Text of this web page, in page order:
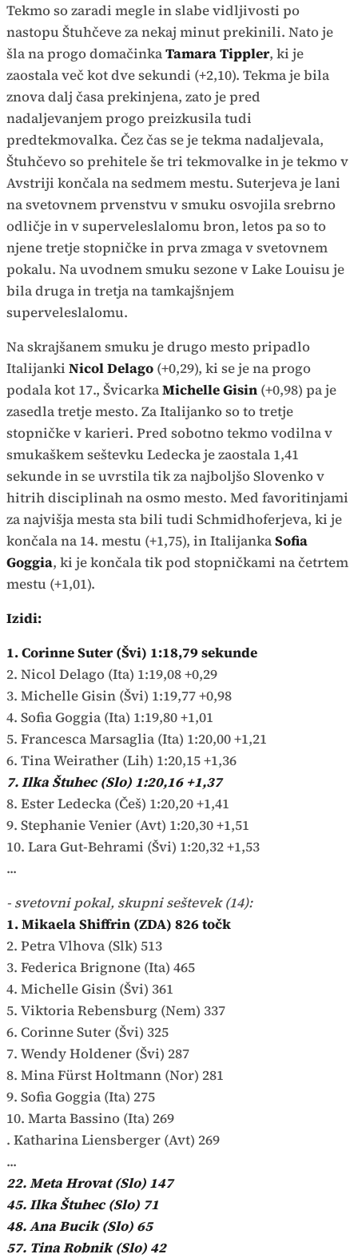
Tekmo so zaradi megle in slabe vidljivosti po
nastopu Štuhčeve za nekaj minut prekinili. Nato je
šla na progo domačinkaTamara Tippler, ki je
zaostala več kot dve sekundi (+2,10). Tekma je bila
znova dalj časa prekinjena, zato je pred
nadaljevanjem progo preizkusila tudi
predtekmovalka. Čez čas se je tekma nadaljevala,
Štuhčevo so prehitele še tri tekmovalke in je tekmo v
Avstriji končala na sedmem mestu. Suterjeva je lani
na svetovnem prvenstvu v smuku osvojila srebrno
odličje in v superveleslalomu bron, letos pa so to
njene tretje stopničke in prva zmaga v svetovnem
pokalu. Na uvodnem smuku sezone v Lake Louisu je
bila druga in tretja na tamkajšnjem
superveleslalomu.
Na skrajšanem smuku je drugo mesto pripadlo
Italijanki NicolDelago (+0,29), ki se je na progo
podala kot 17., ŠvicarkaMichelle Gisin (+0,98) pa je
zasedla tretje mesto. Za Italijanko so to tretje
stopničke v karieri. Pred sobotno tekmo vodilna v
smukaškem seštevku Ledecka je zaostala 1,41
sekunde in se uvrstila tik za najboljšo Slovenko v
hitrih disciplinah na osmo mesto. Med favoritinjami
za najvišja mesta sta bili tudi Schmidhoferjeva, ki je
končala na 14. mestu (+1,75), in ItalijankaSofia
Goggia, ki je končala tik pod stopničkami na četrtem
mestu (+1,01).
Izidi:
1. Corinne Suter (Švi) 1:18,79 sekunde
2. Nicol Delago (Ita) 1:19,08 +0,29
3. Michelle Gisin (Švi) 1:19,77 +0,98
4. Sofia Goggia (Ita) 1:19,80 +1,01
5. Francesca Marsaglia (Ita) 1:20,00 +1,21
6. Tina Weirather (Lih) 1:20,15 +1,36
7. Ilka Štuhec (Slo) 1:20,16 +1,37
8. Ester Ledecka (Češ) 1:20,20 +1,41
9. Stephanie Venier (Avt) 1:20,30 +1,51
10. Lara Gut-Behrami (Švi) 1:20,32 +1,53
...
- svetovni pokal, skupni seštevek (14):
1. Mikaela Shiffrin (ZDA) 826 točk
2. Petra Vlhova (Slk) 513
3. Federica Brignone (Ita) 465
4. Michelle Gisin (Švi) 361
5. Viktoria Rebensburg (Nem) 337
6. Corinne Suter (Švi) 325
7. Wendy Holdener (Švi) 287
8. Mina Fürst Holtmann (Nor) 281
9. Sofia Goggia (Ita) 275
10. Marta Bassino (Ita) 269
. Katharina Liensberger (Avt) 269
...
22. Meta Hrovat (Slo) 147
45. Ilka Štuhec (Slo) 71
48. Ana Bucik (Slo) 65
57. Tina Robnik (Slo) 42